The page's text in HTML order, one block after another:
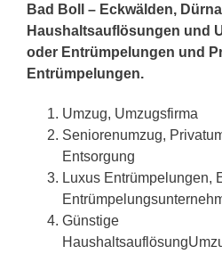
Bad Boll – Eckwälden,
Haushaltsauflösungen und
oder Entrümpelungen und
Entrümpelungen.
Umzug, Umzugsfirma
Seniorenumzug,
Entsorgung
Luxus Entrümpelungen,
Günstige